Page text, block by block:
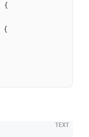
{
{
TEXT